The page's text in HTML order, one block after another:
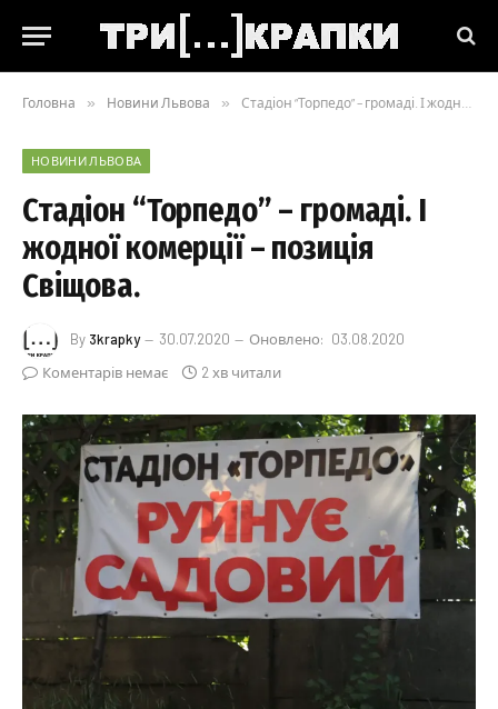
Головна » Новини Львова » Стадіон “Торпедо” – громаді. І жодної комерції – позиція Свіщова.
НОВИНИ ЛЬВОВА
Стадіон “Торпедо” – громаді. І
жодної комерції – позиція
Свіщова.
By 3krapky 30.07.2020 Оновлено: 03.08.2020
Коментарів немає
2 хв читали